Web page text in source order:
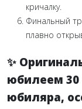
кричалку.
Финальный
плавно
✨
юбилеем
юбиляра,